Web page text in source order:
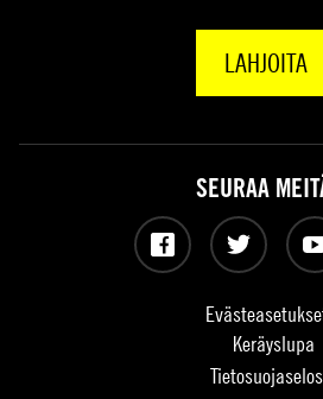
LAHJOITA
Keräyslupa
SEURAA
Facebook Twitter